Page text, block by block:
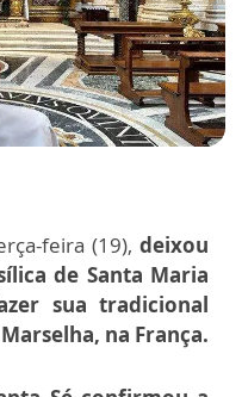
feira (19),deixou
de Santa Maria
sua tradicional
na França.